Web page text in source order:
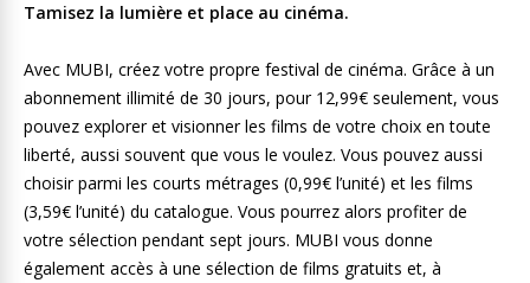
Tamisez la lumière et place au cinéma.
Avec MUBI, créez votre propre festival de cinéma. Grâce à un
abonnement illimité de 30 jours, pour 12,99€ seulement, vous
pouvez explorer et visionner les films de votre choix en toute
liberté, aussi souvent que vous le voulez. Vous pouvez aussi
choisir parmi les courts métrages (0,99€ l’unité) et les films
(3,59€ l’unité) du catalogue. Vous pourrez alors profiter de
votre sélection pendant sept jours. MUBI vous donne
également accès à une sélection de films gratuits et, à